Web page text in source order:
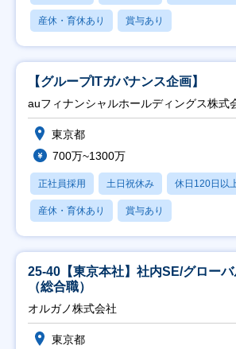
産休・育休あり 賞与あり
【グループITガバナンス企画】
auフィナンシャルホールディングス株式
東京都
700万~1300万
正社員採用 土日祝休み 休日120日以
産休・育休あり 賞与あり
25-40【東京本社】社内SE/グロー
（総合職）
オルガノ株式会社
東京都